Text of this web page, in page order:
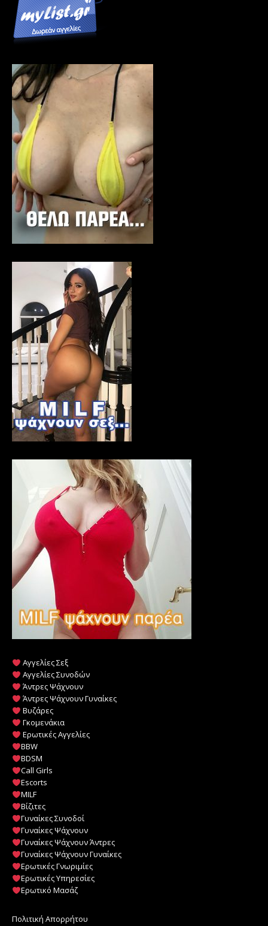
Αγγελίες Σεξ
Αγγελίες Συνοδών
Άντρες Ψάχνουν
Άντρες Ψάχνουν Γυναίκες
Βυζάρες
Γκομενάκια
Ερωτικές Αγγελίες
BBW
BDSM
Call Girls
Escorts
MILF
️Βίζιτες
Γυναίκες Συνοδοί
Γυναίκες Ψάχνουν
Γυναίκες Ψάχνουν Άντρες
Γυναίκες Ψάχνουν Γυναίκες
Ερωτικές Γνωριμίες
Ερωτικές Υπηρεσίες
Ερωτικό Μασάζ
Πολιτική Απορρήτου